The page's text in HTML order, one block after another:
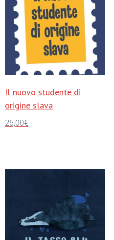
Il nuovo studente di
origine slava
26,00€